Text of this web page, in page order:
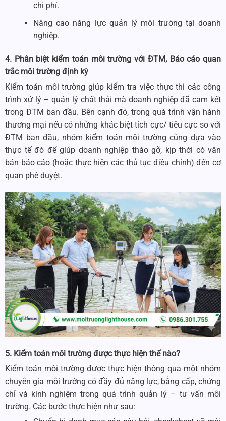
chi phí.
Nâng cao năng lực quản lý môi trường tại doanh
nghiệp.
4. Phân biệt kiểm toán môi trường với ĐTM, Báo cáo quan
trắc môi trường định kỳ
Kiểm toán môi trường giúp kiểm tra việc thực thi các công
trình xử lý – quản lý chất thải mà doanh nghiệp đã cam kết
trong ĐTM ban đầu. Bên cạnh đó, trong quá trình vận hành
thương mại nếu có những khác biệt tích cực/ tiêu cực so với
ĐTM ban đầu, nhóm kiểm toán môi trường cũng dựa vào
thực tế đó để giúp doanh nghiệp tháo gỡ, kịp thời có văn
bản báo cáo (hoặc thực hiện các thủ tục điều chỉnh) đến cơ
quan phê duyệt.
5. Kiểm toán môi trường được thực hiện thế nào?
Kiểm toán môi trường được thực hiện thông qua một nhóm
chuyên gia môi trường có đầy đủ năng lực, bằng cấp, chứng
chỉ và kinh nghiệm trong quá trình quản lý – tư vấn môi
trường. Các bước thực hiện như sau: